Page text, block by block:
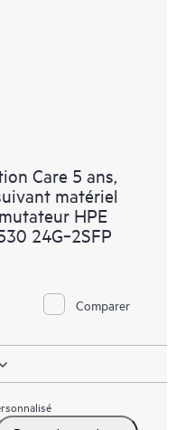
Care 5 ans,
matériel
HPE
24G‑2SFP
Comparer